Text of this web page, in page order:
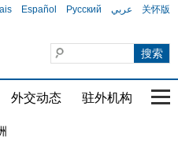
Español Русский عربي 关怀版
外交动态 驻外机构 国